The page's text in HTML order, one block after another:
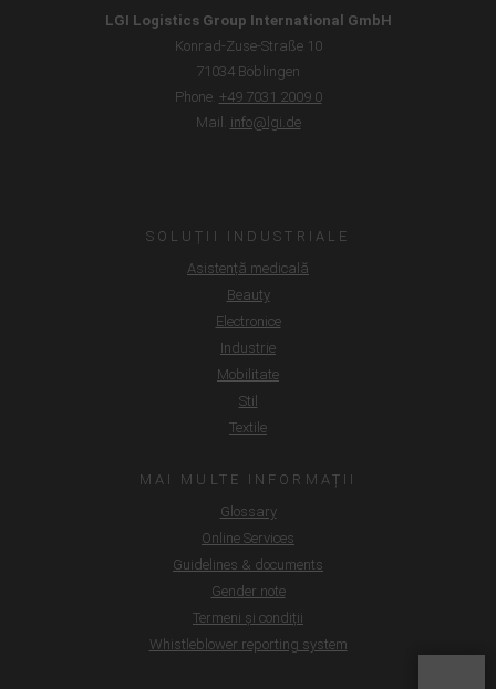
LGI Logistics Group International GmbH
Konrad-Zuse-Straße 10
71034 Böblingen
Phone. +49 7031 2009 0
Mail. info@lgi.de
SOLUȚII INDUSTRIALE
Asistență medicală
Beauty
Electronice
Industrie
Mobilitate
Stil
Textile
MAI MULTE INFORMAȚII
Glossary
Online Services
Guidelines & documents
Gender note
Termeni și condiții
Whistleblower reporting system